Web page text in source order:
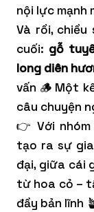
nội lực mạnh
Và rồi,
cuối: gỗ
long diên
vấn 🪵 Một
câu chuyện
👉 Với nhóm
tạo ra sự
đại, giữa cái
từ hoa cỏ –
đầy bản lĩnh